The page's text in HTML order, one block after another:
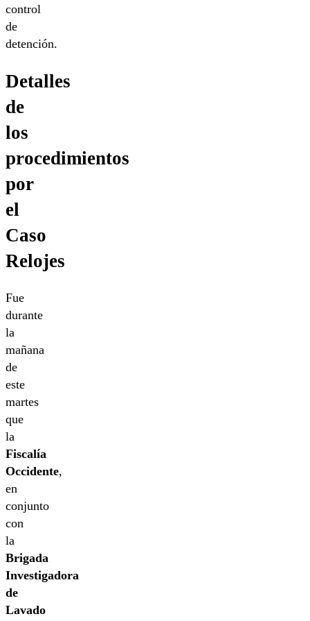
control
de
detención.
Detalles
de
los
procedimientos
por
el
Caso
Relojes
Fue
durante
la
mañana
de
este
martes
que
la
Fiscalía
Occidente,
en
conjunto
con
la
Brigada
Investigadora
de
Lavado